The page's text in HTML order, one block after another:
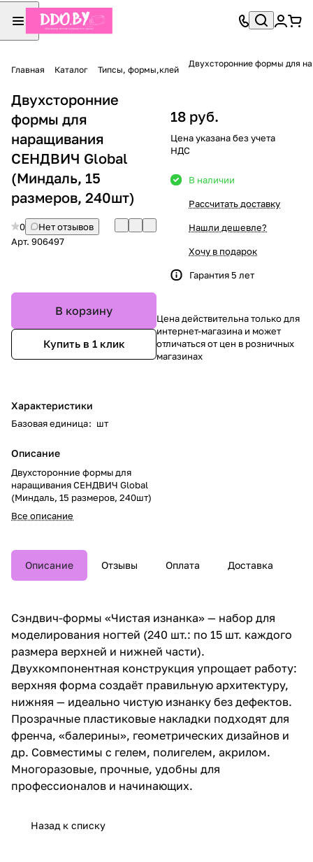
Главная Каталог Типсы, формы,клей
Двухсторонние формы для
Двухсторонние
формы для
наращивания
СЕНДВИЧ Global
(Миндаль, 15
размеров, 240шт)
0
Нет отзывов
Арт. 906497
В корзину
Купить в 1 клик
Характеристики
Базовая единица: шт
Описание
Двухсторонние формы для
наращивания СЕНДВИЧ Global
(Миндаль, 15 размеров, 240шт)
Все описание
18 руб.
Цена указана без учета
НДС
В наличии
Рассчитать доставку
Нашли дешевле?
Хочу в подарок
Гарантия 5 лет
Цена действительна только для
интернет-магазина и может
отличаться от цен в розничных
магазинах
Описание Отзывы Оплата Доставка
Сэндвич-формы «Чистая изнанка» — набор для
моделирования ногтей (240 шт.: по 15 шт. каждого
размера верхней и нижней части).
Двухкомпонентная конструкция упрощает работу:
верхняя форма создаёт правильную архитектуру,
нижняя — идеально чистую изнанку без дефектов.
Прозрачные пластиковые накладки подходят для
френча, «балерины», геометрических дизайнов и
др. Совместимы с гелем, полигелем, акрилом.
Многоразовые, прочные, удобны для
профессионалов и начинающих.
Назад к списку